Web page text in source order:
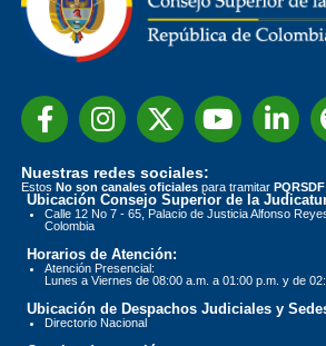
Nuestras redes sociales:
Estos No son canales oficiales para tramitar PQRSDF
Ubicación Consejo Superior de la
Calle 12 No 7 - 65, Palacio de Justicia Alfonso
Colombia
Horarios de Atención:
Atención Presencial:
Lunes a Viernes de 08:00 a.m. a 01:00 p.m. y de
Ubicación de Despachos Judiciales y
Directorio Nacional